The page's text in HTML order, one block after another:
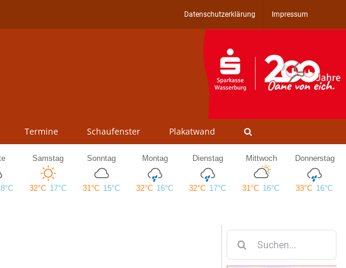
Datenschutzerklärung Impressum
Termine Schaufenster Plakatwand
nach: